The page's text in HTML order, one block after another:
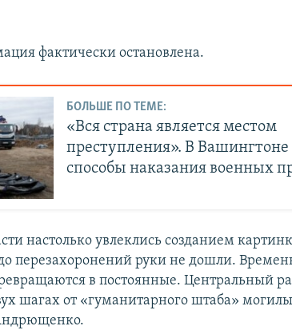
фактически остановлена.
БОЛЬШЕ ПО ТЕМЕ:
«Вся страна является местом
преступления». В Вашингтоне
способы наказания военных
настолько увлеклись созданием
перезахоронений руки не дошли.
в постоянные. Центральный
шагах от «гуманитарного штаба»